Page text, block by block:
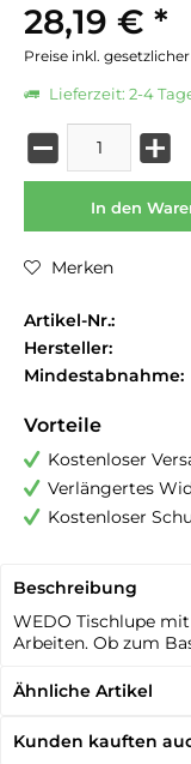
28,19 € *
Preise inkl.
Lieferzeit: 2-4
In den
Merken
Artikel-Nr.:
Hersteller:
Mindestabnahme:
Vorteile
Kostenloser
Verlängertes
Kostenloser
Beschreibung
WEDO Tischlupe
Arbeiten. Ob zum
Ähnliche Artikel
Kunden kauften